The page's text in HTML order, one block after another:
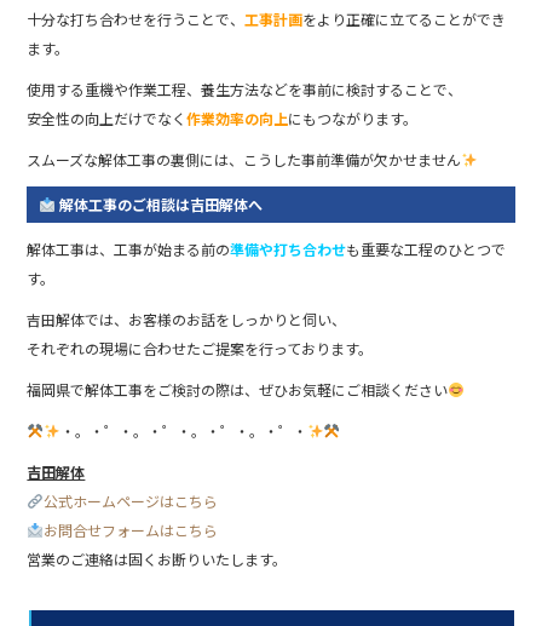
十分な打ち合わせを行うことで、 工事計画をより正確に立てることができ
ます。
使用する重機や作業工程、養生方法などを事前に検討することで、
安全性の向上だけでなく作業効率の向上にもつながります。
スムーズな解体工事の裏側には、こうした事前準備が欠かせません
解体工事のご相談は吉田解体へ
解体工事は、工事が始まる前の準備や打ち合わせも重要な工程のひとつで
す。
吉田解体では、お客様のお話をしっかりと伺い、
それぞれの現場に合わせたご提案を行っております。
福岡県で解体工事をご検討の際は、ぜひお気軽にご相談ください
・。・゜・。・゜・。・゜・。・゜・
吉田解体
公式ホームページはこちら
お問合せフォームはこちら
営業のご連絡は固くお断りいたします。